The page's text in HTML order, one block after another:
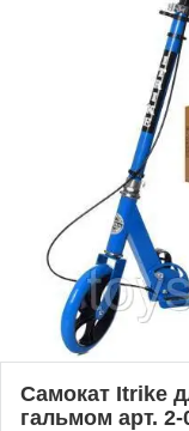
Самокат Itrike
гальмом арт. 2-